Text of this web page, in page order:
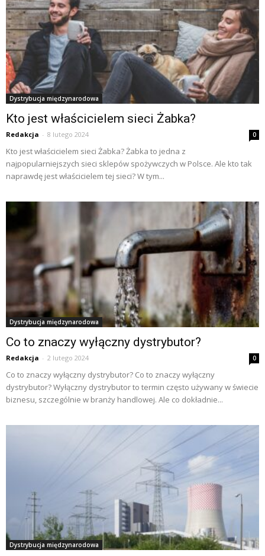
Dystrybucja międzynarodowa
Kto jest właścicielem sieci Żabka?
Redakcja - 8 lutego 2024 0
Kto jest właścicielem sieci Żabka? Żabka to jedna z
najpopularniejszych sieci sklepów spożywczych w Polsce. Ale kto tak
naprawdę jest właścicielem tej sieci? W tym...
Dystrybucja międzynarodowa
Co to znaczy wyłączny dystrybutor?
Redakcja - 2 lutego 2024 0
Co to znaczy wyłączny dystrybutor? Co to znaczy wyłączny
dystrybutor? Wyłączny dystrybutor to termin często używany w świecie
biznesu, szczególnie w branży handlowej. Ale co dokładnie...
Dystrybucja międzynarodowa